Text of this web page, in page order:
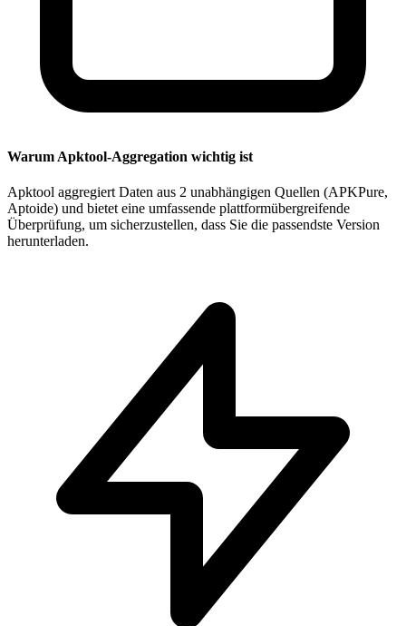
Warum Apktool-Aggregation wichtig ist
Apktool aggregiert Daten aus 2 unabhängigen Quellen (APKPure,
Aptoide) und bietet eine umfassende plattformübergreifende
Überprüfung, um sicherzustellen, dass Sie die passendste Version
herunterladen.